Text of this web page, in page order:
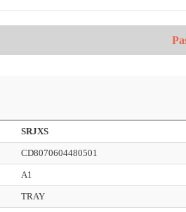
SRJXS
CD8070604480501
A1
TRAY